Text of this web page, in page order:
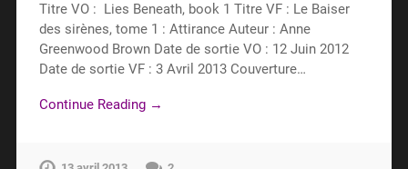
Titre VO : Lies Beneath, book 1 Titre VF : Le Baiser
des sirènes, tome 1 : Attirance Auteur : Anne
Greenwood Brown Date de sortie VO : 12 Juin 2012
Date de sortie VF : 3 Avril 2013 Couverture…
Continue Reading →